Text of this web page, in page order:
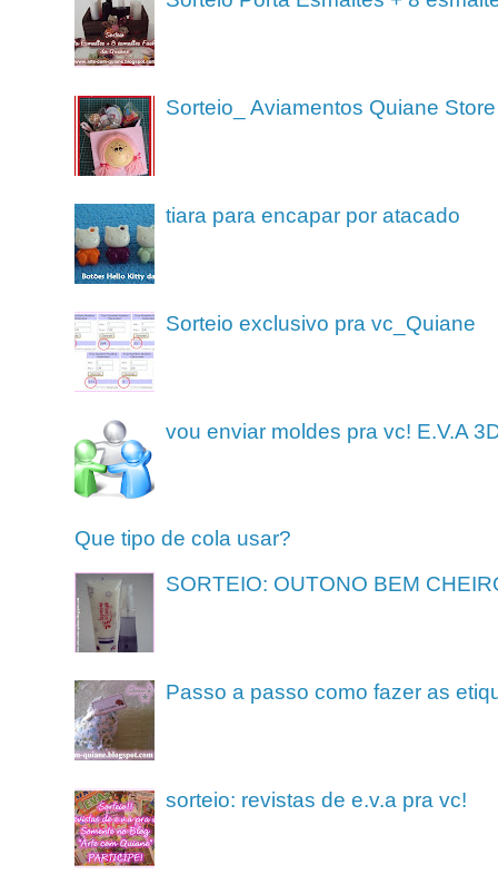
Sorteio_ Aviamentos Quiane Store
tiara para encapar por atacado
Sorteio exclusivo pra vc_Quiane
vou enviar moldes pra vc! E.V.A
Que tipo de cola usar?
SORTEIO: OUTONO BEM
Passo a passo como fazer as
sorteio: revistas de e.v.a pra vc!